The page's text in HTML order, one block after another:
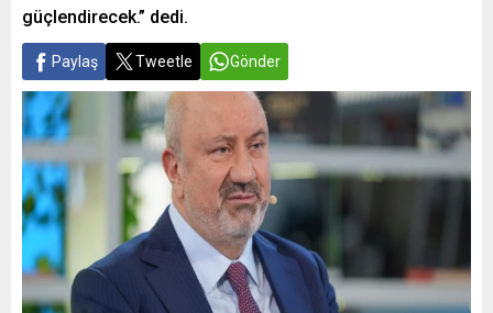
güçlendirecek.” dedi.
Paylaş Tweetle Gönder